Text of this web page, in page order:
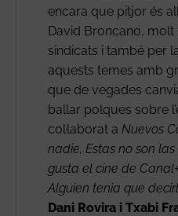
encara que pitjor és
David Broncano,
sindicats i també per
aquests temes amb
que de vegades
ballar polques sobre
col·laborat a Nuevos
nadie, Estas no son
gusta el cine de Canal+
Alguien tenia que
Dani Rovira i Txabi